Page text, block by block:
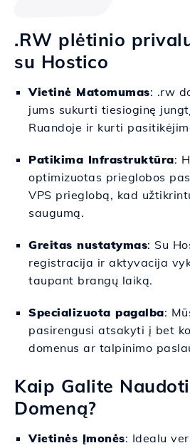
.RW plėtinio
su Hostico
Vietinė Matomumas: .rw
jums sukurti tiesioginę
Ruandoje ir kurti
Patikima Infrastruktūra:
optimizuotas prieglobos
VPS prieglobą, kad
saugumą.
Greitas nustatymas: Su
registracija ir aktyvacija
taupant brangų laiką.
Specializuota pagalba:
pasirengusi atsakyti į bet
domenus ar talpinimo
Kaip Galite
Domeną?
Vietinės Įmonės: Idealu